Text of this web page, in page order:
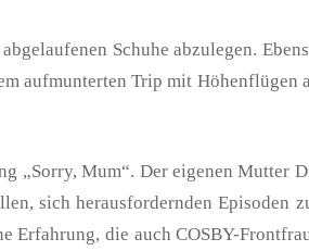
Schuhe abzulegen.
aufmunterten Trip mit
„Sorry, Mum“. Der eigenen Mutter
sich herausfordernden Episoden
Erfahrung, die auch COSBY-